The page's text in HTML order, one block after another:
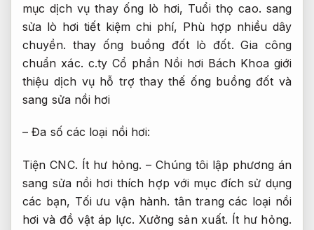
mục dịch vụ thay ống lò hơi, Tuổi thọ cao. sang
sửa lò hơi tiết kiệm chi phí, Phù hợp nhiều dây
chuyền. thay ống buồng đốt lò đốt.Gia công
chuẩn xác. c.ty Cổ phần Nồi hơi Bách Khoa giới
thiệu dịch vụ hỗ trợ thay thế ống buồng đốt và
sang sửa nồi hơi
– Đa số các loại nồi hơi:
Tiện CNC. Ít hư hỏng. – Chúng tôi lập phương án
sang sửa nồi hơi thích hợp với mục đích sử dụng
các bạn, Tối ưu vận hành. tân trang các loại nồi
hơi và đồ vật áp lực.Xưởng sản xuất. Ít hư hỏng.